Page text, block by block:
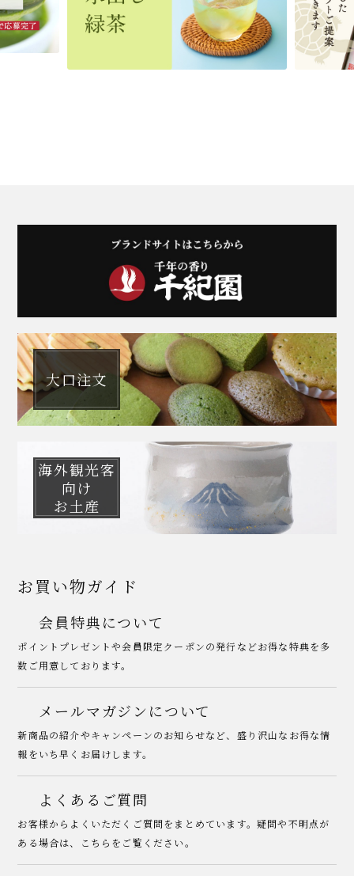
商品一覧はこちら
商品一覧はこちら
商品一覧はこちら
商品一覧はこちら
商品一覧はこちら
大口注文
海外観光客
向け
お土産
お買い物ガイド
会員特典について
ポイントプレゼントや会員限定クーポンの発行などお得な特典を多
数ご用意しております。
メールマガジンについて
新商品の紹介やキャンペーンのお知らせなど、盛り沢山なお得な情
報をいち早くお届けします。
よくあるご質問
お客様からよくいただくご質問をまとめています。疑問や不明点が
ある場合は、こちらをご覧ください。